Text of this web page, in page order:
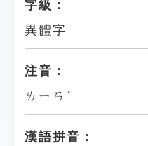
字級：
異體字
注音：
ㄌㄧㄢˊ
漢語拼音：